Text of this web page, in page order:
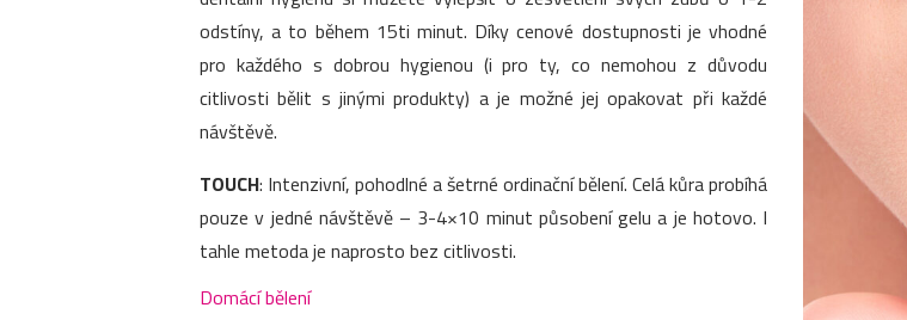
odstíny, a to během 15ti minut. Díky cenové dostupnosti je vhodné
pro každého s dobrou hygienou (i pro ty, co nemohou z důvodu
citlivosti bělit s jinými produkty) a je možné jej opakovat při každé
návštěvě.
TOUCH: Intenzivní, pohodlné a šetrné ordinační bělení. Celá kůra probíhá
pouze v jedné návštěvě – 3-4×10 minut působení gelu a je hotovo. I
tahle metoda je naprosto bez citlivosti.
Domácí bělení